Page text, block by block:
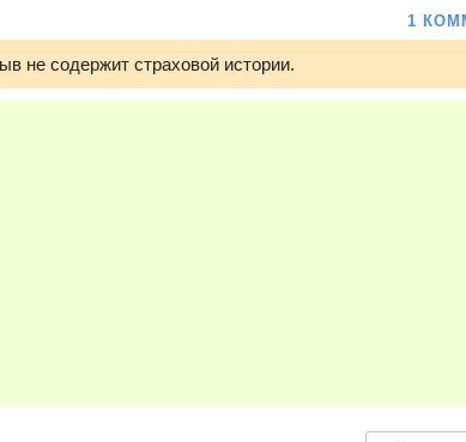
1
не содержит страховой истории.